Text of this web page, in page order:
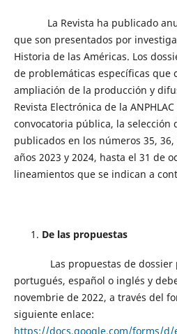
La Revista ha publicado
que son presentados por
Historia de las Américas. Los
de problemáticas específicas que
ampliación de la producción y
Revista Electrónica de la
convocatoria pública, la selección
publicados en los números 35,
años 2023 y 2024, hasta el 31 de
lineamientos que se indican a
De las propuestas
Las propuestas de dossier
portugués, español o inglés y
novembrie de 2022, a través del
siguiente enlace:
https://docs.google.com/forms/d/